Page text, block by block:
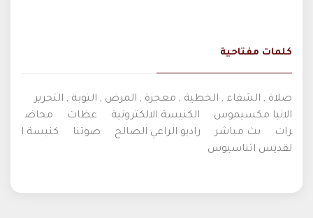
كلمات مفتاحية
صلاة , الشفاء , الخطية , معجزة , المرض , التوبة , التحرير
الانبا مكسيموس
الكنيسة الالكترونية عظات
محاض
رات
بث مباشر راديو الراعي الصالح صوتنا
كنيسة ا
لقديس اثناسيوس